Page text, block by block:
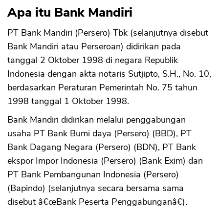
Apa itu Bank Mandiri
PT Bank Mandiri (Persero) Tbk (selanjutnya disebut
Bank Mandiri atau Perseroan) didirikan pada
tanggal 2 Oktober 1998 di negara Republik
Indonesia dengan akta notaris Sutjipto, S.H., No. 10,
berdasarkan Peraturan Pemerintah No. 75 tahun
1998 tanggal 1 Oktober 1998.
Bank Mandiri didirikan melalui penggabungan
usaha PT Bank Bumi daya (Persero) (BBD), PT
Bank Dagang Negara (Persero) (BDN), PT Bank
ekspor Impor Indonesia (Persero) (Bank Exim) dan
PT Bank Pembangunan Indonesia (Persero)
(Bapindo) (selanjutnya secara bersama sama
disebut â€œBank Peserta Penggabunganâ€).